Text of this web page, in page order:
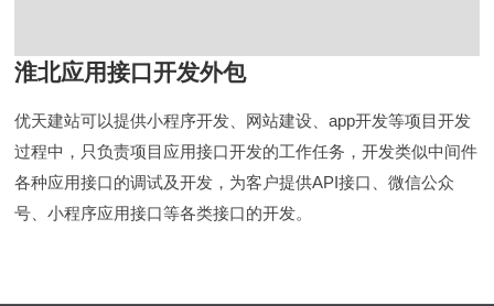
淮北应用接口开发外包
优天建站可以提供小程序开发、网站建设、app开发等项目开发
过程中，只负责项目应用接口开发的工作任务，开发类似中间件
各种应用接口的调试及开发，为客户提供API接口、微信公众
号、小程序应用接口等各类接口的开发。